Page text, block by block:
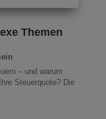
Themen
– und warum
Steuerquote? Die